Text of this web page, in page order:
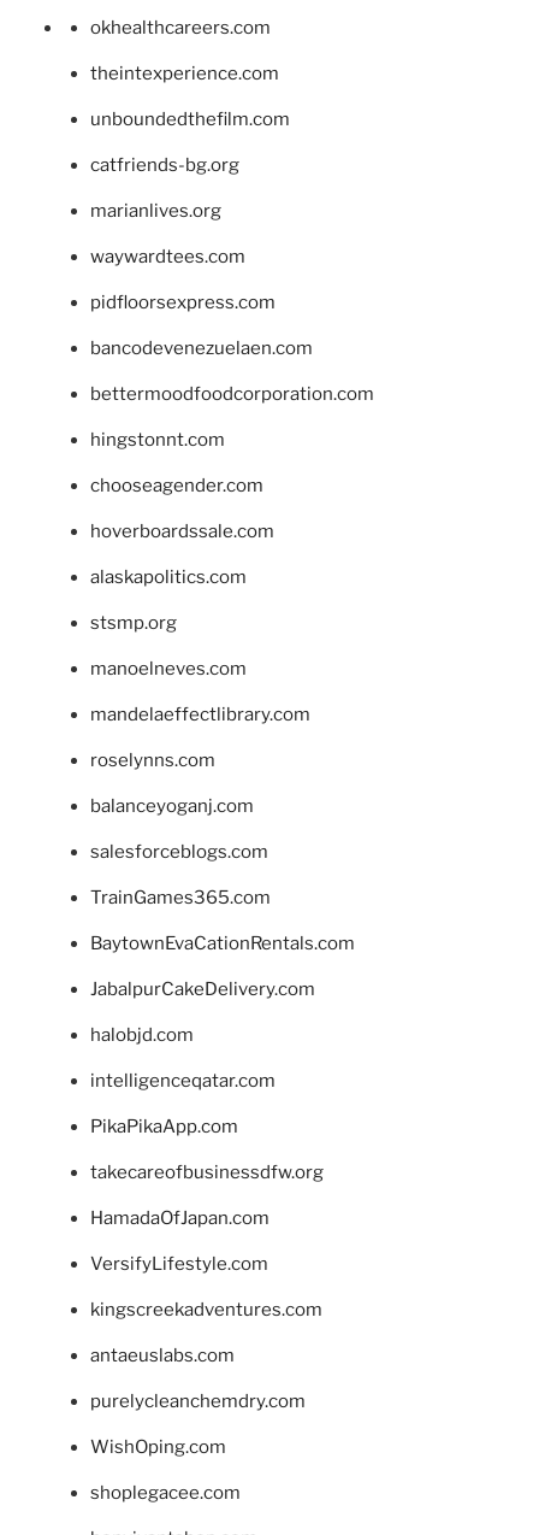
okhealthcareers.com
theintexperience.com
unboundedthefilm.com
catfriends-bg.org
marianlives.org
waywardtees.com
pidfloorsexpress.com
bancodevenezuelaen.com
bettermoodfoodcorporation.com
hingstonnt.com
chooseagender.com
hoverboardssale.com
alaskapolitics.com
stsmp.org
manoelneves.com
mandelaeffectlibrary.com
roselynns.com
balanceyoganj.com
salesforceblogs.com
TrainGames365.com
BaytownEvaCationRentals.com
JabalpurCakeDelivery.com
halobjd.com
intelligenceqatar.com
PikaPikaApp.com
takecareofbusinessdfw.org
HamadaOfJapan.com
VersifyLifestyle.com
kingscreekadventures.com
antaeuslabs.com
purelycleanchemdry.com
WishOping.com
shoplegacee.com